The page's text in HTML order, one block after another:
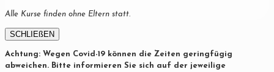
Alle Kurse finden ohne Eltern statt.
SCHLIEßEN
Achtung: Wegen Covid-19 können die Zeiten geringfügig
abweichen. Bitte informieren Sie sich auf der jeweilige